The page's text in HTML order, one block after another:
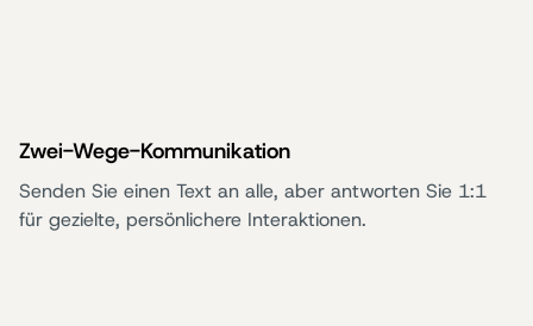
Zwei-Wege-Kommunikation
Senden Sie einen Text an alle, aber antworten Sie 1:1
für gezielte, persönlichere Interaktionen.